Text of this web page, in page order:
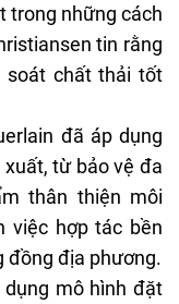
trong những cách
tin rằng
soát chất thải tốt
đã áp dụng
từ bảo vệ đa
thân thiện môi
việc hợp tác bền
đồng địa phương.
mô hình đặt